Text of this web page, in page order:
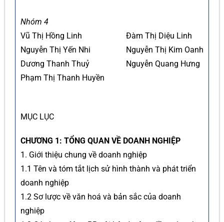
Nhóm 4
Vũ Thị Hồng Linh
Nguyễn Thị Yến Nhi
Dương Thanh Thuỷ
Phạm Thị Thanh Huyền
Đàm Thị Diệu Linh
Nguyễn Thị Kim Oanh
Nguyễn Quang Hưng
MỤC LỤC
CHƯƠNG 1: TỔNG QUAN VỀ DOANH NGHIỆP
1. Giới thiệu chung về doanh nghiệp
1.1 Tên và tóm tắt lịch sử hình thành và phát triển
doanh nghiệp
1.2 Sơ lược về văn hoá và bản sắc của doanh
nghiệp